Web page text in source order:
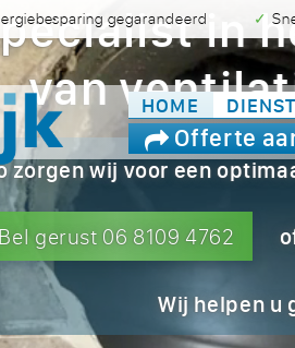
Offerte
gegarandeerd ✓
HOME
in
van
zorgen wij voor een
Bel gerust 06 8109 4762
Wij helpen u